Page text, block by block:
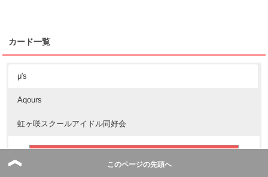
カード一覧
μ's
Aqours
虹ヶ咲スクールアイドル同好会
このページの先頭へ